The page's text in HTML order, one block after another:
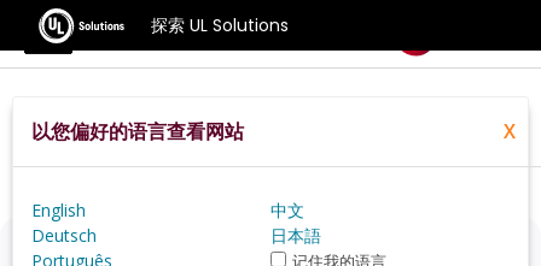
探索 UL Solutions
基准测试
Home Zh Hans Hardware
Motorola+Edge+Plus+2023+review
以您偏好的语言查看网站 X
English
中文
Deutsch
日本語
Português
记住我的语言